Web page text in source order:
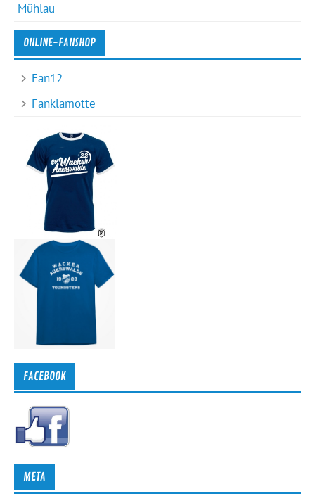
Mühlau
ONLINE-FANSHOP
Fan12
Fanklamotte
FACEBOOK
META